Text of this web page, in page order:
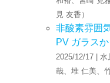
見 友香）
非酸素雰囲
PV ガラス
2025/12/17 |
哉、堆 仁美、